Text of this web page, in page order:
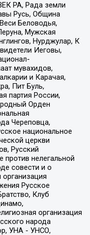
РА, Рада земли
Русь, Община
Беловодья,
Мужская
Нурджулар, К
Иеговы,
мувахидов,
и Карачая,
Пит Буль,
партия России,
Орден
Череповца,
национальное
церкви
Русский
нелегальной
совести и о
Русское
Клуб
организация
народа
УНА - УНСО,